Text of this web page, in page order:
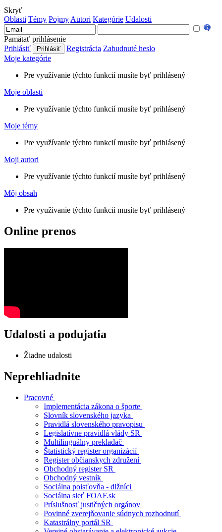
Skryť
Oblasti Témy Pojmy Autori Kategórie Udalosti
Pamätať prihlásenie
Prihlásiť
Registrácia Zabudnuté heslo
Moje kategórie
Pre využívanie týchto funkcií musíte byť prihlásený
Moje oblasti
Pre využívanie týchto funkcií musíte byť prihlásený
Moje témy
Pre využívanie týchto funkcií musíte byť prihlásený
Moji autori
Pre využívanie týchto funkcií musíte byť prihlásený
Môj obsah
Pre využívanie týchto funkcií musíte byť prihlásený
Online prenos
Udalosti a podujatia
Žiadne udalosti
Neprehliadnite
Pracovné
Implementácia zákona o športe
Slovník slovenského jazyka
Pravidlá slovenského pravopisu
Legislatívne pravidlá vlády SR
Multilinguálny prekladač
Štatistický register organizácií
Register občianskych združení
Obchodný register SR
Obchodný vestník
Sociálna poisťovňa - dlžníci
Sociálna sieť FOAF.sk
Príslušnosť justičných orgánov
Povinné zverejňovanie súdnych rozhodnutí
Katastrálny portál SR